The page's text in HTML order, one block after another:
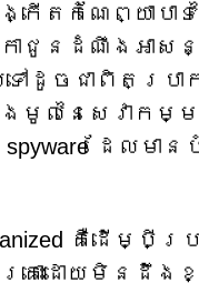
កំណែព្យាបាទ
កាជូនដំណឹងអា
ៅដូចជាពិតប្រ
នៃសេវាកម្មពិ
spyware ដែ
គឺដើម្
ះដោយមិនដឹងខ្